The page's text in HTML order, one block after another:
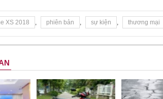
XS 2018 , phiên bản , sự kiện , thương mại